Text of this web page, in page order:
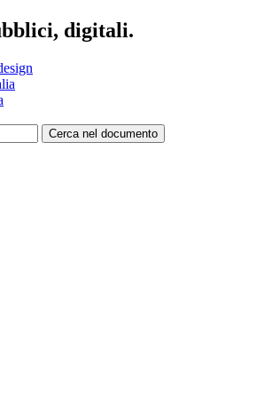
digitali.
Cerca nel documento